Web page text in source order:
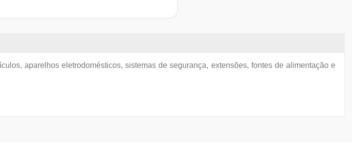
aparelhos eletrodomésticos, sistemas de segurança, extensões, fontes de alimentação e